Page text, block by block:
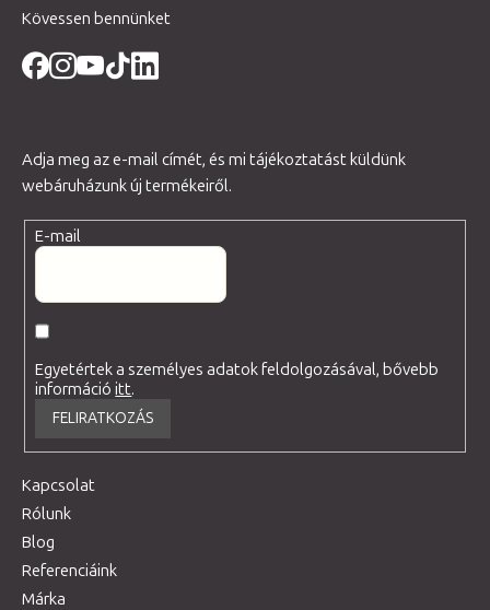
Kövessen bennünket
Adja meg az e-mail címét, és mi tájékoztatást küldünk
webáruházunk új termékeiről.
E-mail
Egyetértek a személyes adatok feldolgozásával, bővebb
információitt.
FELIRATKOZÁS
Kapcsolat
Rólunk
Blog
Referenciáink
Márka